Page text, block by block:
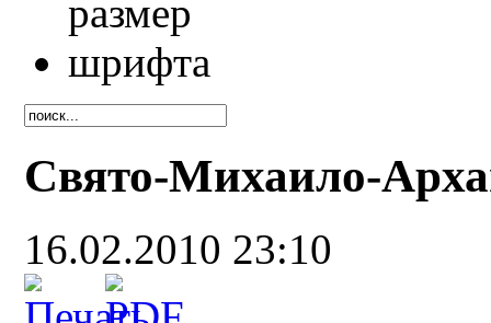
Свято-Михаило-
16.02.2010 23:10